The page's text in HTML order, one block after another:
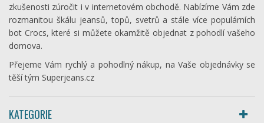
zkušenosti zúročit i v internetovém obchodě. Nabízíme Vám zde
rozmanitou škálu jeansů, topů, svetrů a stále více populárních
bot Crocs, které si můžete okamžitě objednat z pohodlí vašeho
domova.
Přejeme Vám rychlý a pohodlný nákup, na Vaše objednávky se
těší tým Superjeans.cz
KATEGORIE